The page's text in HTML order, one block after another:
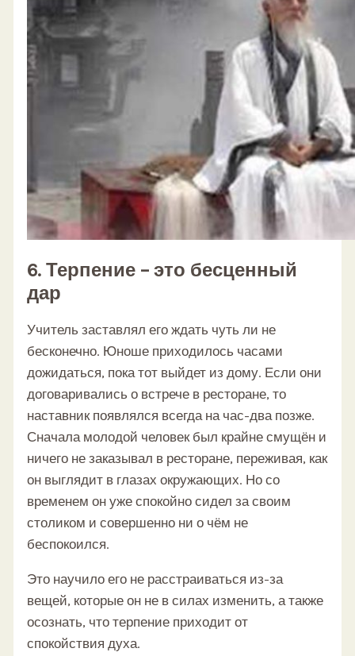
6. Терпение – это бесценный
дар
Учитель заставлял его ждать чуть ли не
бесконечно. Юноше приходилось часами
дожидаться, пока тот выйдет из дому. Если они
договаривались о встрече в ресторане, то
наставник появлялся всегда на час-два позже.
Сначала молодой человек был крайне смущён и
ничего не заказывал в ресторане, переживая, как
он выглядит в глазах окружающих. Но со
временем он уже спокойно сидел за своим
столиком и совершенно ни о чём не
беспокоился.
Это научило его не расстраиваться из-за
вещей, которые он не в силах изменить, а также
осознать, что терпение приходит от
спокойствия духа.